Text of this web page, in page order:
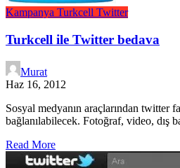
Kampanya Turkcell Twitter
Turkcell ile Twitter bedava
Murat
Haz 16, 2012
Sosyal medyanın araçlarından twitter
bağlanılabilecek. Fotoğraf, video, dış
Read More